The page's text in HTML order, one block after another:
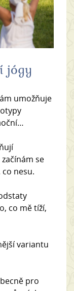
jógy
umožňuje
se
nesu.
co mě tíží,
variantu
pro